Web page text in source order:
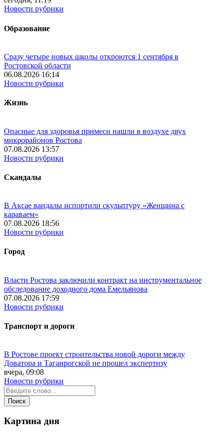
Новости рубрики
Образование
Сразу четыре новых школы откроются 1 сентября в
Ростовской области
06.08.2026 16:14
Новости рубрики
Жизнь
Опасные для здоровья примеси нашли в воздухе двух
микрорайонов Ростова
07.08.2026 13:57
Новости рубрики
Скандалы
В Аксае вандалы испортили скульптуру «Женщина с
караваем»
07.08.2026 18:56
Новости рубрики
Город
Власти Ростова заключили контракт на инструментальное
обследование доходного дома Емельянова
07.08.2026 17:59
Новости рубрики
Транспорт и дороги
В Ростове проект строительства новой дороги между
Доватора и Таганрогской не прошел экспертизу
вчера, 09:08
Новости рубрики
Картина дня